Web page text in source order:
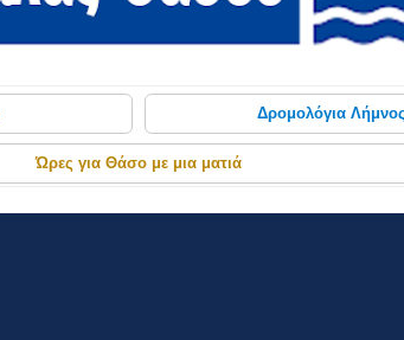
Δρομολόγια
Ώρες για Θάσο με μια ματιά